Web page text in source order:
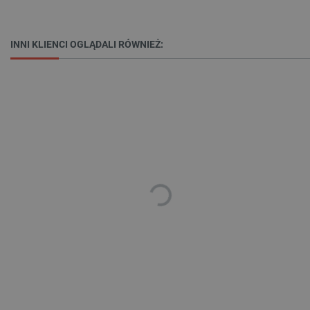
INNI KLIENCI OGLĄDALI RÓWNIEŻ:
Polityce prywatności Google